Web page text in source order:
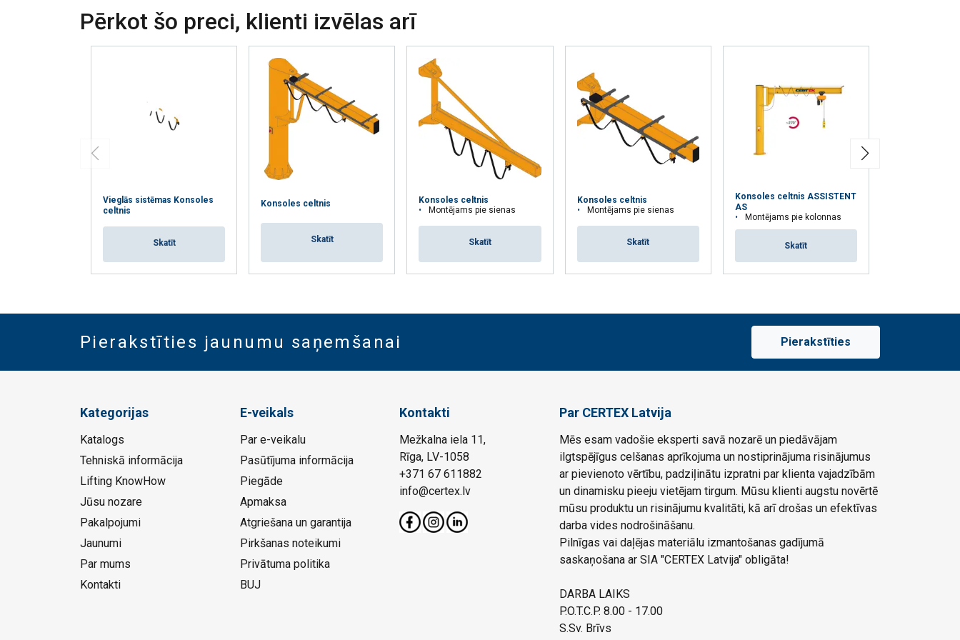
Pērkot šo preci, klienti izvēlas arī
Vieglās sistēmas Konsoles
celtnis
Skatīt
Konsoles celtnis
Skatīt
Konsoles celtnis
Montējams pie sienas
Skatīt
Konsoles celtnis
Montējams pie sienas
Skatīt
Konsoles celtnis ASSISTENT
AS
Montējams pie kolonnas
Skatīt
Pierakstīties jaunumu saņemšanai Pierakstīties
Kategorijas
Katalogs
Tehniskā informācija
Lifting KnowHow
Jūsu nozare
Pakalpojumi
Jaunumi
Par mums
Kontakti
E-veikals
Par e-veikalu
Pasūtījuma informācija
Piegāde
Apmaksa
Atgriešana un garantija
Pirkšanas noteikumi
Privātuma politika
BUJ
Kontakti
Mežkalna iela 11,
Rīga, LV-1058
+371 67 611882
info@certex.lv
Par CERTEX Latvija
Mēs esam vadošie eksperti savā nozarē un piedāvājam
ilgtspējīgus celšanas aprīkojuma un nostiprinājuma risinājumus
ar pievienoto vērtību, padziļinātu izpratni par klienta vajadzībām
un dinamisku pieeju vietējam tirgum. Mūsu klienti augstu novērtē
mūsu produktu un risinājumu kvalitāti, kā arī drošas un efektīvas
darba vides nodrošināšanu.
Pilnīgas vai daļējas materiālu izmantošanas gadījumā
saskaņošana ar SIA "CERTEX Latvija" obligāta!
DARBA LAIKS
P.O.T.C.P. 8.00 - 17.00
S.Sv. Brīvs
Strikti
nepieciešamie
Veiktspējas
PIEKRIST VISIEM
ATTEIKTIES NO VISIEM
RĀDĪT DETAĻAS